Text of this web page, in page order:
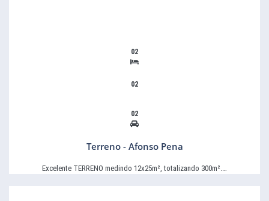
02
02
02
Terreno - Afonso Pena
Excelente TERRENO medindo 12x25m², totalizando 300m².…